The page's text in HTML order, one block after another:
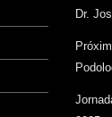
Dr.